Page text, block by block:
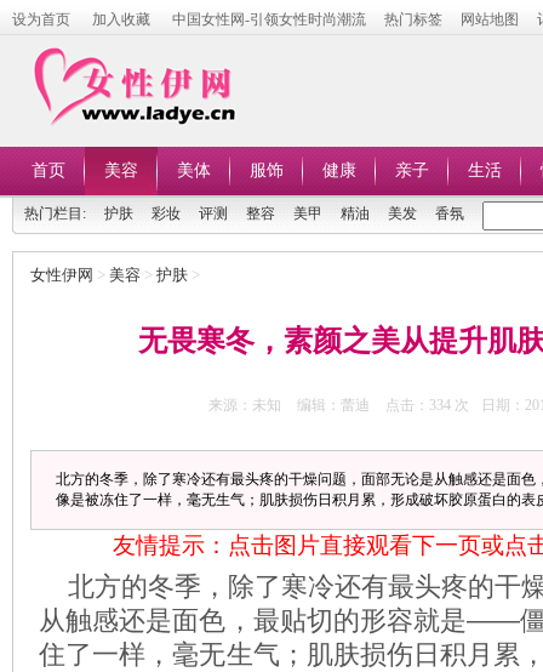
设为首页 加入收藏 中国女性网-引领女性时尚潮流 热门标签 网站地图
首页 美容 美体 服饰 健康 亲子 生活
热门栏目: 护肤 彩妆 评测 整容 美甲 精油 美发 香氛
女性伊网 > 美容 > 护肤 >
无畏寒冬，素颜之美从提升肌
来源：未知 编辑：蕾迪 点击： 334 次 日期：
北方的冬季，除了寒冷还有最头疼的干燥问题，面部无论是从触感还是面色
像是被冻住了一样，毫无生气；肌肤损伤日积月累，形成破坏胶原蛋白的表
友情提示：点击图片直接观看下一页或点
北方的冬季，除了寒冷还有最头疼的干
从触感还是面色，最贴切的形容就是——
住了一样，毫无生气；肌肤损伤日积月累